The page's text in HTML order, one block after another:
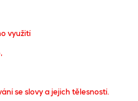
využití
se slovy a jejich tělesností.